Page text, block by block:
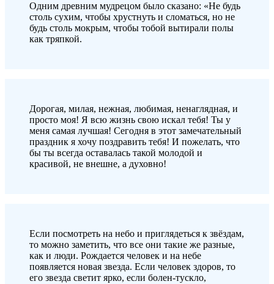
Одним древним мудрецом было сказано: «Не будь
столь сухим, чтобы хрустнуть и сломаться, но не
будь столь мокрым, чтобы тобой вытирали полы
как тряпкой.
Дорогая, милая, нежная, любимая, ненаглядная, и
просто моя! Я всю жизнь свою искал тебя! Ты у
меня самая лучшая! Сегодня в этот замечательный
праздник я хочу поздравить тебя! И пожелать, что
бы ты всегда оставалась такой молодой и
красивой, не внешне, а духовно!
Если посмотреть на небо и приглядеться к звёздам,
то можно заметить, что все они такие же разные,
как и люди. Рождается человек и на небе
появляется новая звезда. Если человек здоров, то
его звезда светит ярко, если болен-тускло,